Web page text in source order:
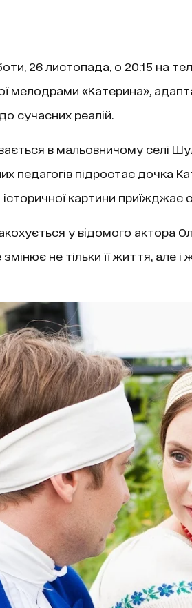
26 листопада, о 20:15 на
мелодрами «Катерина»,
сучасних реалій.
в мальовничому селі
педагогів підростає дочка
картини приїжджає
у відомого актора
не тільки її життя, але і